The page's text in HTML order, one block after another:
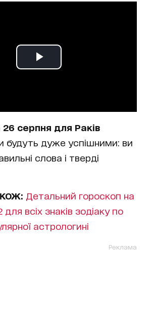
серпня для Раків
будуть дуже успішними: ви
слова і тверді
Детальний гороскоп на
всіх знаків зодіаку по
астрологині
Реклама